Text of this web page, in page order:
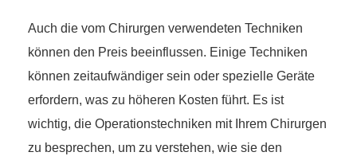
Auch die vom Chirurgen verwendeten Techniken
können den Preis beeinflussen. Einige Techniken
können zeitaufwändiger sein oder spezielle Geräte
erfordern, was zu höheren Kosten führt. Es ist
wichtig, die Operationstechniken mit Ihrem Chirurgen
zu besprechen, um zu verstehen, wie sie den